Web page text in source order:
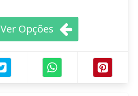
Ver Opções